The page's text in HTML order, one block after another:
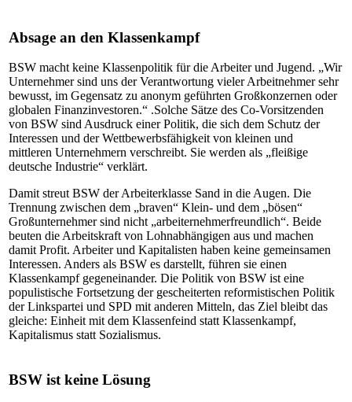
Absage an den Klassenkampf
BSW macht keine Klassenpolitik für die Arbeiter und Jugend. „Wir
Unternehmer sind uns der Verantwortung vieler Arbeitnehmer sehr
bewusst, im Gegensatz zu anonym geführten Großkonzernen oder
globalen Finanzinvestoren.“ .Solche Sätze des Co-Vorsitzenden
von BSW sind Ausdruck einer Politik, die sich dem Schutz der
Interessen und der Wettbewerbsfähigkeit von kleinen und
mittleren Unternehmern verschreibt. Sie werden als „fleißige
deutsche Industrie“ verklärt.
Damit streut BSW der Arbeiterklasse Sand in die Augen. Die
Trennung zwischen dem „braven“ Klein- und dem „bösen“
Großunternehmer sind nicht „arbeiternehmerfreundlich“. Beide
beuten die Arbeitskraft von Lohnabhängigen aus und machen
damit Profit. Arbeiter und Kapitalisten haben keine gemeinsamen
Interessen. Anders als BSW es darstellt, führen sie einen
Klassenkampf gegeneinander. Die Politik von BSW ist eine
populistische Fortsetzung der gescheiterten reformistischen Politik
der Linkspartei und SPD mit anderen Mitteln, das Ziel bleibt das
gleiche: Einheit mit dem Klassenfeind statt Klassenkampf,
Kapitalismus statt Sozialismus.
BSW ist keine Lösung